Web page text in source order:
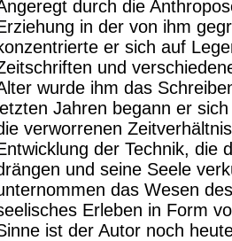
durch die
in der von ihm
er sich auf
und
wurde ihm das
letzten Jahren begann er
verworrenen
der Technik, die
und seine Seele
das Wesen
Erleben in Form
ist der Autor noch